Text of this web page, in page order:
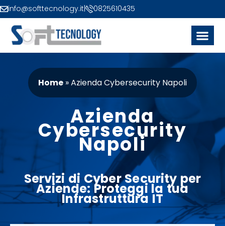
info@softtecnology.it 0825610435
Home »Azienda Cybersecurity Napoli
Azienda
Cybersecurity
Napoli
Servizidi Cyber Security per
Aziende: Proteggi la tua
Infrastruttura IT